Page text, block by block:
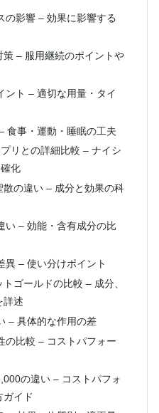
の影響 – 効果に影響する
– 服用継続のポイントや
ント – 適切な用量・タイ
食事・運動・睡眠の工夫
リとの詳細比較 – ナイシ
化
の違い – 成分と効果の科
い – 効能・含有成分の比
異 – 使い分けポイント
ゴールドの比較 – 成分、
詳述
– 具体的な作用の差
の比較 – コストパフォー
の違い – コストパフォ
ガイド